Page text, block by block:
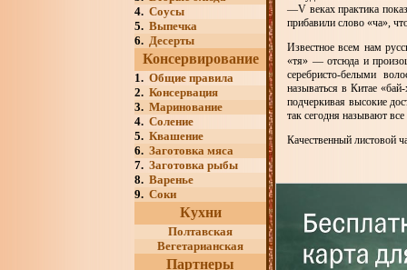
4. Соусы
5. Выпечка
6. Десерты
Консервирование
1. Общие правила
2. Консервация
3. Маринование
4. Соление
5. Квашение
6. Заготовка мяса
7. Заготовка рыбы
8. Варенье
9. Соки
Кухни
Полтавская
Вегетарианская
Партнеры
—V веках практика
прибавили слово «ча»,
Известное всем нам
«тя» — отсюда и
серебристо-белыми
называться в Китае
подчеркивая высокие
так сегодня называют
Качественный листовой